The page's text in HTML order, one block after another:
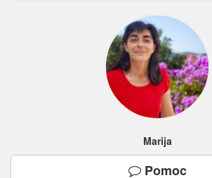
Marija
Pomoc